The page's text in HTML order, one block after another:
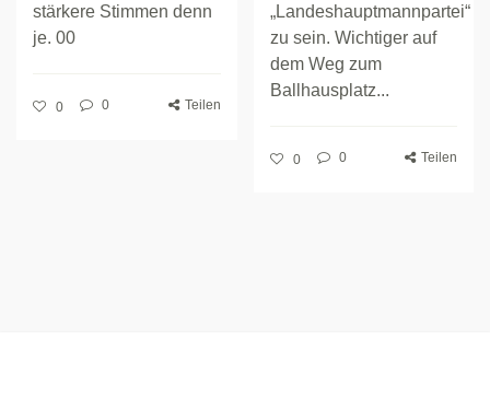
stärkere Stimmen denn
je. 00
0 0 Teilen
„Landeshauptmannpartei“
zu sein. Wichtiger auf
dem Weg zum
Ballhausplatz...
0 0 Teilen